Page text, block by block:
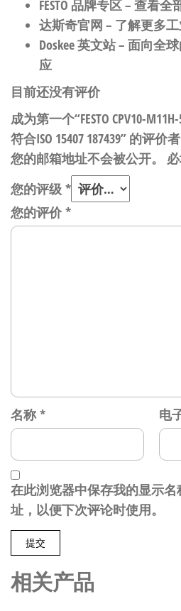
FESTO 品牌专区– 查看全
达斯奇官网 – 了解更多
Doskee 英文站– 面向全
应
目前还没有评价
成为第一个“FESTO CPV10-
符合ISO 15407 187439” 的评价者
您的邮箱地址不会被公开。
您的评级 *
您的评价*
名称 * 电
在此浏览器中保存我的显示
址，以便下次评论时使用。
相关产品